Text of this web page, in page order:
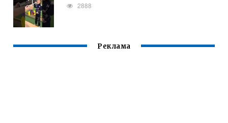
2888
Реклама